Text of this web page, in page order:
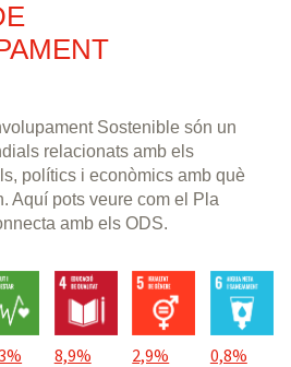
de Construcció de Marca de
Fruit d'aquest debat participatiu, la
s'inclourà al redactat del Pla de
de Marca de Ciutat.
Sostenible són un
relacionats amb els
polítics i econòmics amb què
Aquí pots veure com el Pla
amb els ODS.
8,9% 2,9% 0,8%